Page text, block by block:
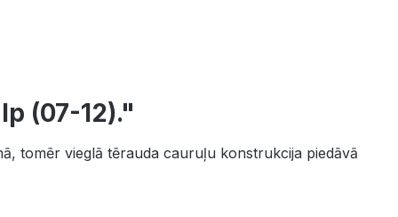
(07-12)."
tomēr vieglā tērauda cauruļu konstrukcija piedāvā